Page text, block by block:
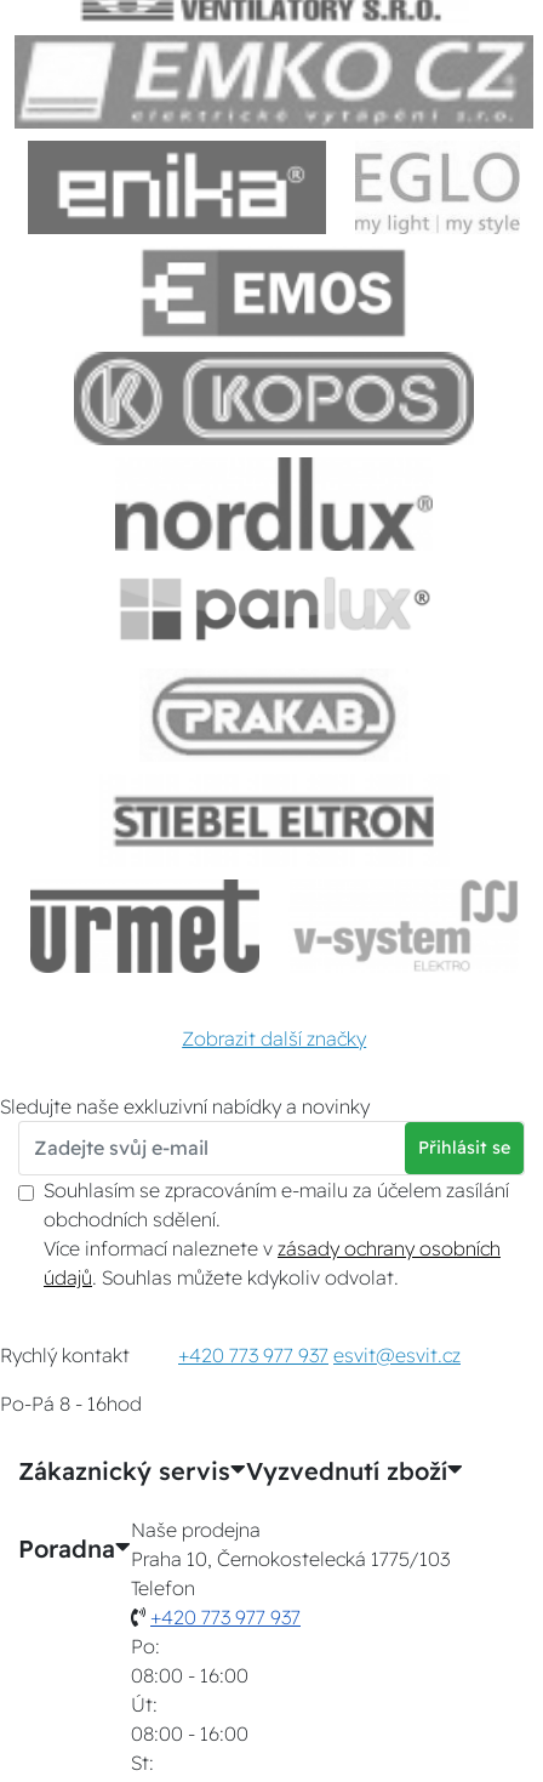
Zobrazit další značky
Sledujte naše exkluzivní nabídky a novinky
Přihlásit se
Souhlasím se zpracováním e-mailu za účelem zasílání
obchodních sdělení.
Více informací naleznete v zásady ochrany osobních
údajů . Souhlas můžete kdykoliv odvolat.
Rychlý kontakt +420 773 977 937 esvit@esvit.cz
Po-Pá 8 - 16hod
Zákaznický servis Vyzvednutí zboží
Poradna
Naše prodejna
Praha 10, Černokostelecká 1775/103
Telefon
+420 773 977 937
Po:
08:00 - 16:00
Út:
08:00 - 16:00
St: